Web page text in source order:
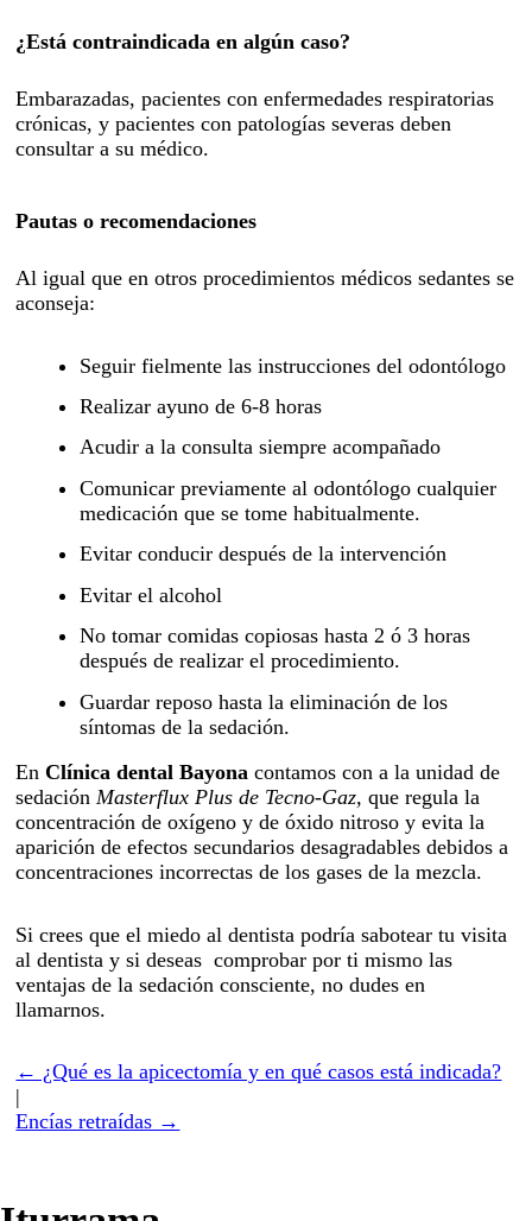
¿Está contraindicada en algún caso?
Embarazadas, pacientes con enfermedades respiratorias
crónicas, y pacientes con patologías severas deben
consultar a su médico.
Pautas o recomendaciones
Al igual que en otros procedimientos médicos sedantes se
aconseja:
Seguir fielmente las instrucciones del odontólogo
Realizar ayuno de 6-8 horas
Acudir a la consulta siempre acompañado
Comunicar previamente al odontólogo cualquier
medicación que se tome habitualmente.
Evitar conducir después de la intervención
Evitar el alcohol
No tomar comidas copiosas hasta 2 ó 3 horas
después de realizar el procedimiento.
Guardar reposo hasta la eliminación de los
síntomas de la sedación.
EnClínica dental Bayona contamos con a la unidad de
sedaciónMasterflux Plus de Tecno-Gaz, que regula la
concentración de oxígeno y de óxido nitroso y evita la
aparición de efectos secundarios desagradables debidos a
concentraciones incorrectas de los gases de la mezcla.
Si crees que el miedo al dentista podría sabotear tu visita
al dentista y si deseas comprobar por ti mismo las
ventajas de la sedación consciente, no dudes en
llamarnos.
← ¿Qué es la apicectomía y en qué casos está indicada?
|
Encías retraídas →